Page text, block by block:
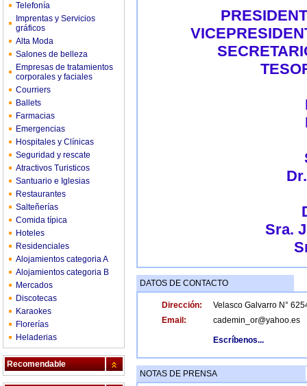
Telefonía
Imprentas y Servicios
gráficos
Alta Moda
Salones de belleza
Empresas de tratamientos
corporales y faciales
Courriers
Ballets
Farmacias
Emergencias
Hospitales y Clínicas
Seguridad y rescate
Atractivos Turisticos
Santuario e Iglesias
Restaurantes
Salteñerías
Comida típica
Hoteles
Residenciales
Alojamientos categoria A
Alojamientos categoria B
Mercados
Discotecas
Karaokes
Florerías
Heladerias
Recomendable
Sra.
DATOS DE CONTACTO
Dirección:
Velasco Galvarro N°
Email:
cademin_or@yahoo.es
Escríbenos...
NOTAS DE PRENSA